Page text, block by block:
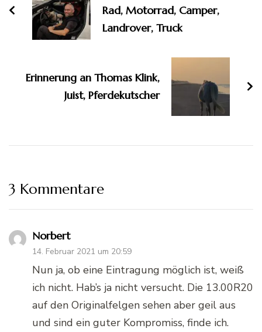
Rad, Motorrad, Camper,
Landrover, Truck
Erinnerung an Thomas Klink,
Juist, Pferdekutscher
3 Kommentare
Norbert
14. Februar 2021 um 20:59
Nun ja, ob eine Eintragung möglich ist, weiß
ich nicht. Hab’s ja nicht versucht. Die 13.00R20
auf den Originalfelgen sehen aber geil aus
und sind ein guter Kompromiss, finde ich.